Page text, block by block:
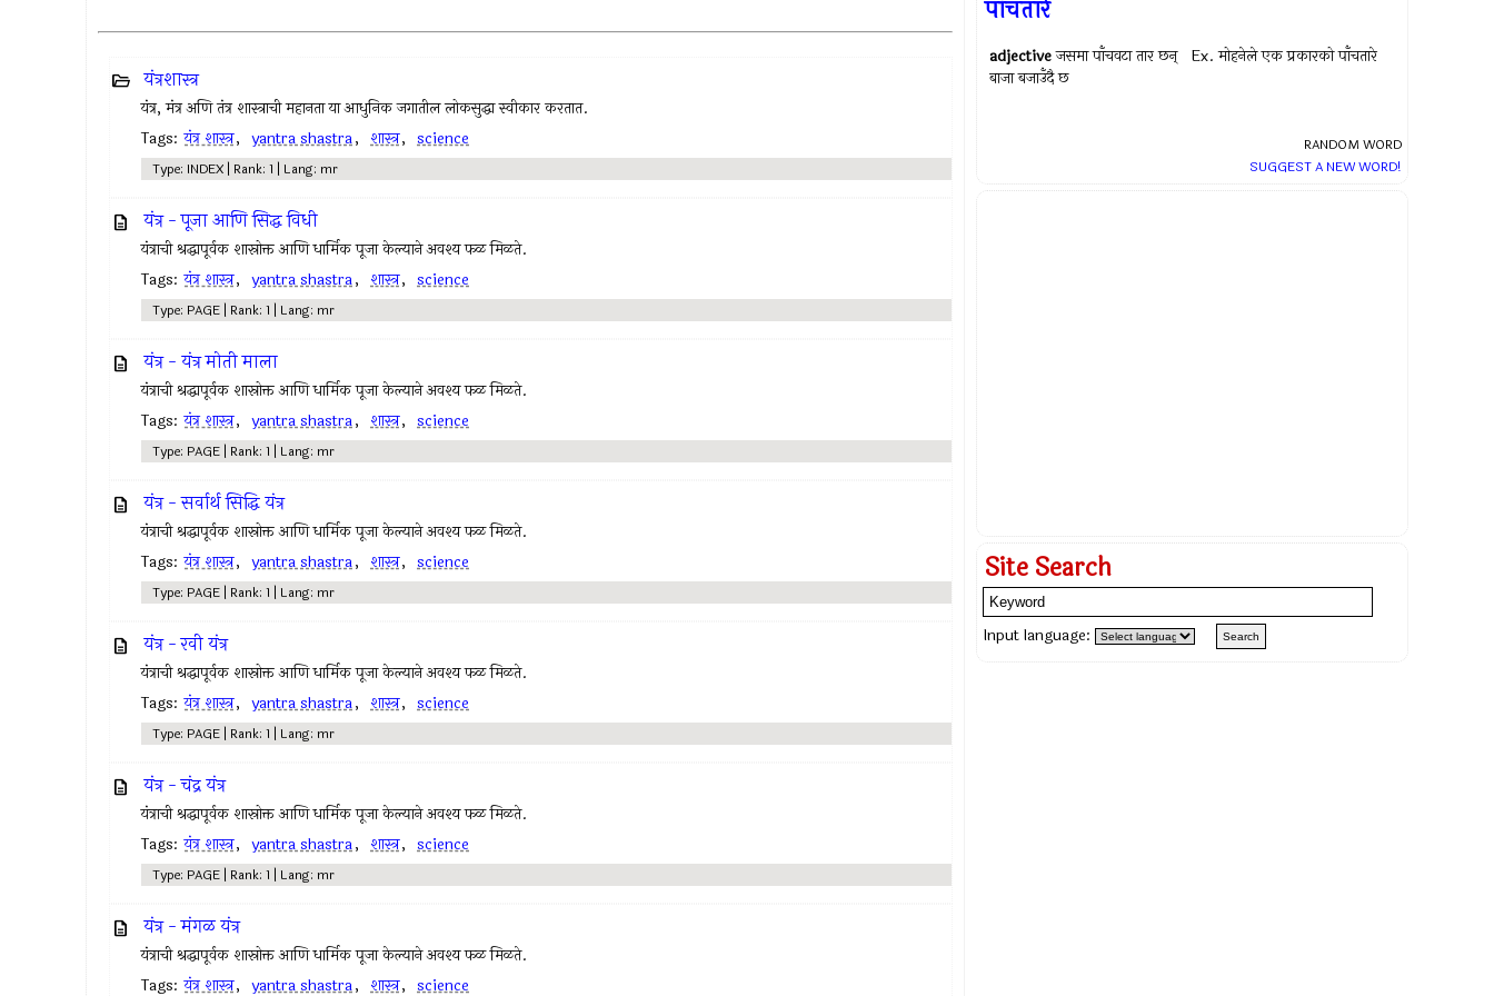
यंत्रशास्त्र
यंत्र, मंत्र अणि तंत्र शास्त्राची महानता या आधुनिक जगातील लोकसुद्धा स्वीकार करतात.
Tags: यंत्र शास्त्र, yantra shastra, शास्त्र, science
Type: INDEX | Rank: 1 | Lang: mr
यंत्र - पूजा आणि सिद्ध विधी
यंत्राची श्रद्धापूर्वक शास्रोक्त आणि धार्मिक पूजा केल्याने अवश्य फळ मिळते.
Tags: यंत्र शास्त्र, yantra shastra, शास्त्र, science
Type: PAGE | Rank: 1 | Lang: mr
यंत्र - यंत्र मोती माला
यंत्राची श्रद्धापूर्वक शास्रोक्त आणि धार्मिक पूजा केल्याने अवश्य फळ मिळते.
Tags: यंत्र शास्त्र, yantra shastra, शास्त्र, science
Type: PAGE | Rank: 1 | Lang: mr
यंत्र - सर्वार्थ सिद्धि यंत्र
यंत्राची श्रद्धापूर्वक शास्रोक्त आणि धार्मिक पूजा केल्याने अवश्य फळ मिळते.
Tags: यंत्र शास्त्र, yantra shastra, शास्त्र, science
Type: PAGE | Rank: 1 | Lang: mr
यंत्र - रवी यंत्र
यंत्राची श्रद्धापूर्वक शास्रोक्त आणि धार्मिक पूजा केल्याने अवश्य फळ मिळते.
Tags: यंत्र शास्त्र, yantra shastra, शास्त्र, science
Type: PAGE | Rank: 1 | Lang: mr
यंत्र - चंद्र यंत्र
यंत्राची श्रद्धापूर्वक शास्रोक्त आणि धार्मिक पूजा केल्याने अवश्य फळ मिळते.
Tags: यंत्र शास्त्र, yantra shastra, शास्त्र, science
Type: PAGE | Rank: 1 | Lang: mr
यंत्र - मंगळ यंत्र
यंत्राची श्रद्धापूर्वक शास्रोक्त आणि धार्मिक पूजा केल्याने अवश्य फळ मिळते.
Tags: यंत्र शास्त्र, yantra shastra, शास्त्र, science
पाँचतारे
adjectiveजसमा पाँचवटा तार छन् Ex.मोहनेले एक प्रकारको पाँचतारे
बाजा बजाउँदै छ
RANDOM WORD
SUGGEST A NEW WORD!
Site Search
Input language: